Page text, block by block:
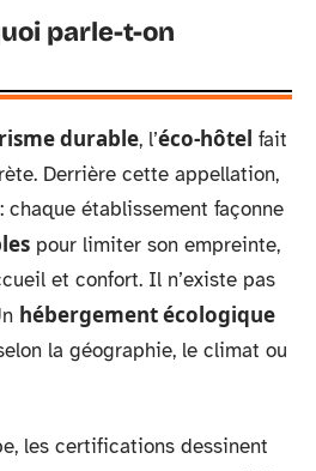
parle-t-on
durable, l’éco-hôtel fait
Derrière cette appellation,
établissement façonne
pour limiter son empreinte,
et confort. Il n’existe pas
hébergement écologique
la géographie, le climat ou
les certifications dessinent